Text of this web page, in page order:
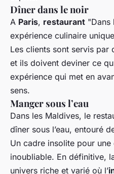
Dîner dans le noir
A Paris, restaurant "Dans
expérience culinaire
Les clients sont servis par
et ils doivent deviner ce
expérience qui met en
sens.
Manger sous l’eau
Dans les Maldives, le
dîner sous l’eau, entouré
Un cadre insolite pour
inoubliable. En définitive,
univers riche et varié où l’